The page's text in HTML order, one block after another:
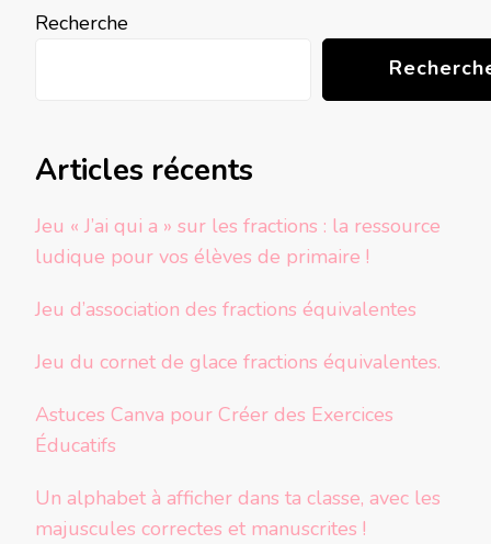
Recherche
Articles récents
Jeu « J’ai qui a » sur les fractions : la ressource
ludique pour vos élèves de primaire !
Jeu d’association des fractions équivalentes
Jeu du cornet de glace fractions équivalentes.
Astuces Canva pour Créer des Exercices
Éducatifs
Un alphabet à afficher dans ta classe, avec les
majuscules correctes et manuscrites !